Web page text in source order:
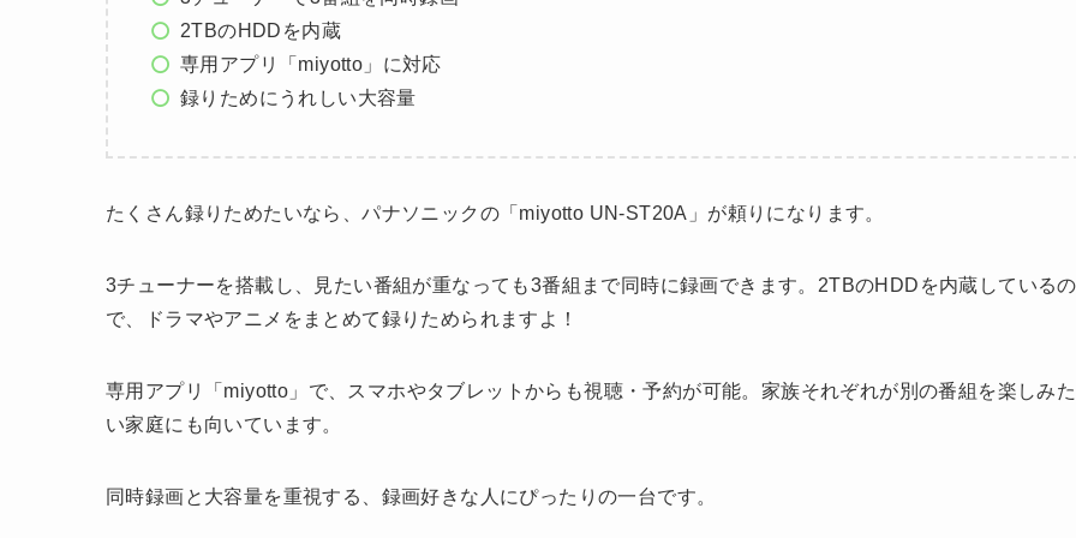
2TBのHDDを内蔵
専用アプリ「miyotto」に対応
録りためにうれしい大容量
たくさん録りためたいなら、パナソニックの「miyotto UN-ST20A」が頼りになります。
3チューナーを搭載し、見たい番組が重なっても3番組まで同時に録画できます。2TBのHDDを内蔵しているの
で、ドラマやアニメをまとめて録りためられますよ！
専用アプリ「miyotto」で、スマホやタブレットからも視聴・予約が可能。家族それぞれが別の番組を楽しみた
い家庭にも向いています。
同時録画と大容量を重視する、録画好きな人にぴったりの一台です。